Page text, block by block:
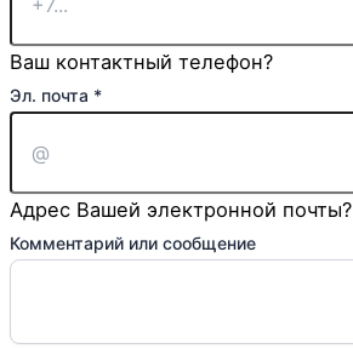
Ваш контактный телефон?
Эл. почта *
Адрес Вашей электронной почты?
Комментарий или сообщение